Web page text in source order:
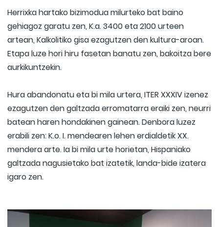
Herrixka hartako bizimodua milurteko bat baino
gehiagoz garatu zen, K.a. 3400 eta 2100 urteen
artean, Kalkolitiko gisa ezagutzen den kultura-aroan.
Etapa luze hori hiru fasetan banatu zen, bakoitza bere
aurkikuntzekin.
Hura abandonatu eta bi mila urtera, ITER XXXIV izenez
ezagutzen den galtzada erromatarra eraiki zen, neurri
batean haren hondakinen gainean. Denbora luzez
erabili zen: K.o. I. mendearen lehen erdialdetik XX.
mendera arte. Ia bi mila urte horietan, Hispaniako
galtzada nagusietako bat izatetik, landa-bide izatera
igaro zen.